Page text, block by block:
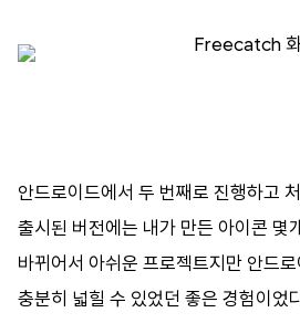
안드로이드에서 두 번째로 진행하고
출시된 버전에는 내가 만든 아이콘 몇
바뀌어서 아쉬운 프로젝트지만 안드로
충분히 넓힐 수 있었던 좋은 경험이었